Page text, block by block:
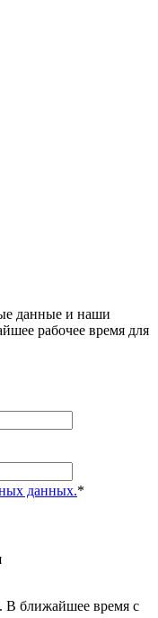
данные и наши
рабочее время для
данных.*
В ближайшее время с